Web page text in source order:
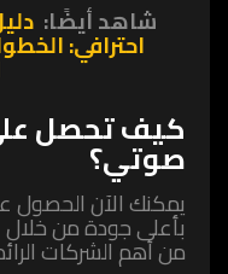
شاهد أيضًا:
احترافي:
كيف تحصل
صوتي؟
يمكنك الآن
من أهم الشركات